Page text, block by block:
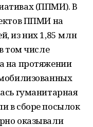
(ППМИ). В
ППМИ на
из них 1,85 млн
том числе
на протяжении
гуманитарная
в сборе посылок
оказывали